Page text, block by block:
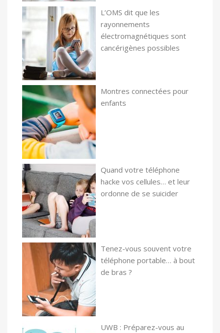
L’OMS dit que les
rayonnements
électromagnétiques sont
cancérigènes possibles
Montres connectées pour
enfants
Quand votre téléphone
hacke vos cellules… et leur
ordonne de se suicider
Tenez-vous souvent votre
téléphone portable… à bout
de bras ?
UWB : Préparez-vous au